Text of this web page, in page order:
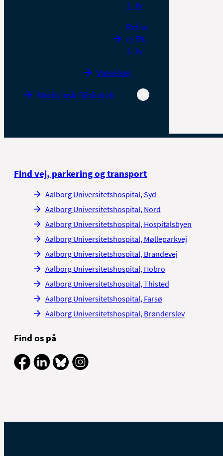
1. tv
Refsv
ej 59,
1. tv
Værelser
Medicinsk Bibliotek
Find vej, parkering og transport
Aalborg Universitetshospital, Syd
Aalborg Universitetshospital, Nord
Aalborg Universitetshospital, Hospitalsbyen
Aalborg Universitetshospital, Mølleparkvej
Aalborg Universitetshospital, Brandevej
Aalborg Universitetshospital, Hobro
Aalborg Universitetshospital, Thisted
Aalborg Universitetshospital, Farsø
Aalborg Universitetshospital, Brønderslev
Find os på